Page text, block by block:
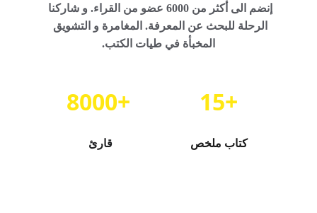
إنضم الى أكثر من 6000 عضو من القراء. و شاركنا
الرحلة للبحث عن المعرفة. المغامرة و التشويق
المخبأة في طيات الكتب.
8000+ 15+
كتاب ملخص قارئ